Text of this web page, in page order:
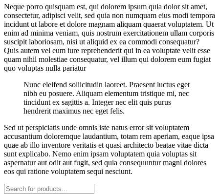
Neque porro quisquam est, qui dolorem ipsum quia dolor sit amet,
consectetur, adipisci velit, sed quia non numquam eius modi tempora
incidunt ut labore et dolore magnam aliquam quaerat voluptatem. Ut
enim ad minima veniam, quis nostrum exercitationem ullam corporis
suscipit laboriosam, nisi ut aliquid ex ea commodi consequatur?
Quis autem vel eum iure reprehenderit qui in ea voluptate velit esse
quam nihil molestiae consequatur, vel illum qui dolorem eum fugiat
quo voluptas nulla pariatur
Nunc eleifend sollicitudin laoreet. Praesent luctus eget
nibh eu posuere. Aliquam elementum tristique mi, nec
tincidunt ex sagittis a. Integer nec elit quis purus
hendrerit maximus nec eget felis.
Sed ut perspiciatis unde omnis iste natus error sit voluptatem
accusantium doloremque laudantium, totam rem aperiam, eaque ipsa
quae ab illo inventore veritatis et quasi architecto beatae vitae dicta
sunt explicabo. Nemo enim ipsam voluptatem quia voluptas sit
aspernatur aut odit aut fugit, sed quia consequuntur magni dolores
eos qui ratione voluptatem sequi nesciunt.